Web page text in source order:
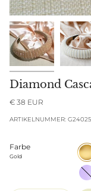
Diamond
€ 38 EUR
ARTIKELNUMMER: G24025
Farbe
Gold
Gold